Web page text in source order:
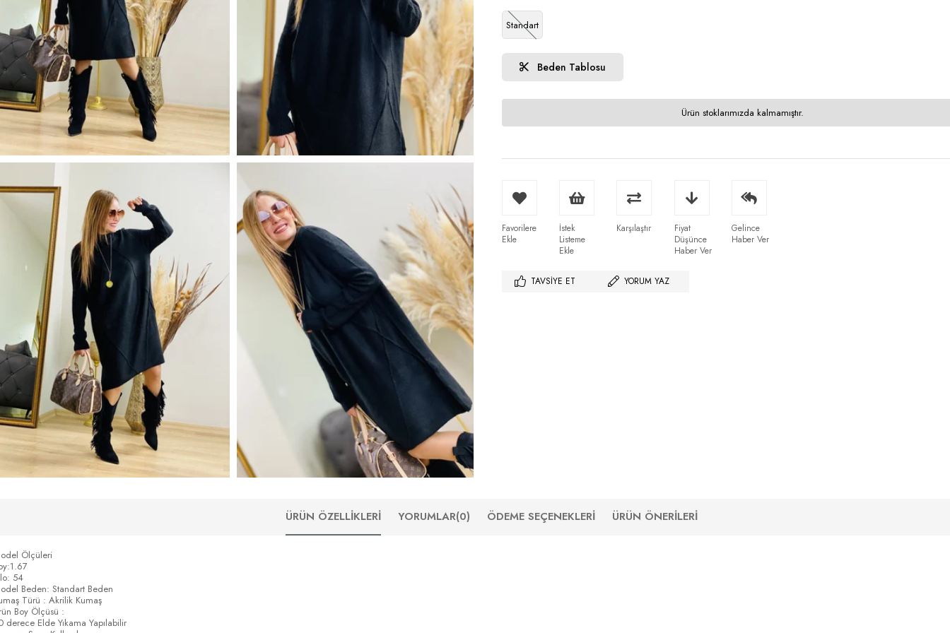
Standart
Beden Tablosu
Ürün stoklarımızda kalmamıştır.
Favorilere
Ekle
İstek
Listeme
Ekle
Karşılaştır
Fiyat
Düşünce
Haber Ver
Gelince
Haber Ver
TAVSIYE ET YORUM YAZ
ÜRÜN ÖZELLIKLERI YORUMLAR(0) ÖDEME SEÇENEKLERI ÜRÜN ÖNERILERI
Ölçüleri
54
Beden: Standart Beden
Türü : Akrilik Kumaş
Boy Ölçüsü :
derece Elde Yıkama Yapılabilir